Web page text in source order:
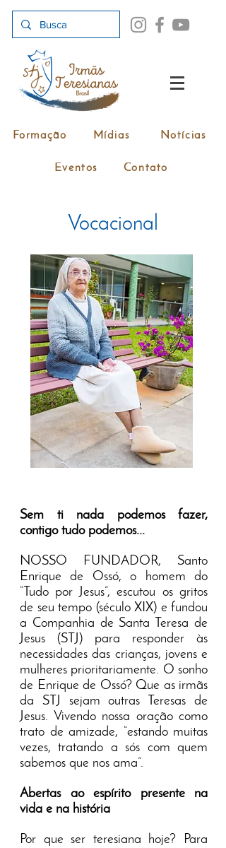
Formação Mídias Notícias
Eventos Contato
Vocacional
Sem ti nada podemos fazer,
contigo tudo podemos...
NOSSO FUNDADOR, Santo
Enrique de Ossó, o homem do
“Tudo por Jesus”, escutou os gritos
de seu tempo (século XIX) e fundou
a Companhia de Santa Teresa de
Jesus (STJ) para responder às
necessidades das crianças, jovens e
mulheres prioritariamente. O sonho
de Enrique de Ossó? Que as irmãs
da STJ sejam outras Teresas de
Jesus. Vivendo nossa oração como
trato de amizade, “estando muitas
vezes, tratando a sós com quem
sabemos que nos ama”.
Abertas ao espírito presente na
vida e na história
Por que ser teresiana hoje? Para